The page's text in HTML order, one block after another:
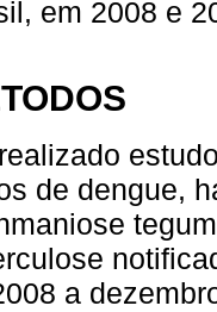
em 2008 e
de dengue,
a